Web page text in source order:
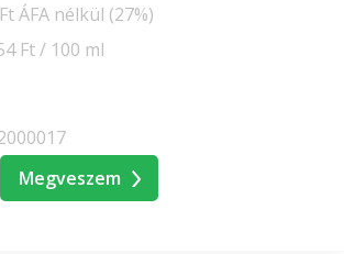
ÁFA nélkül (27%)
Ft / 100 ml
Megveszem